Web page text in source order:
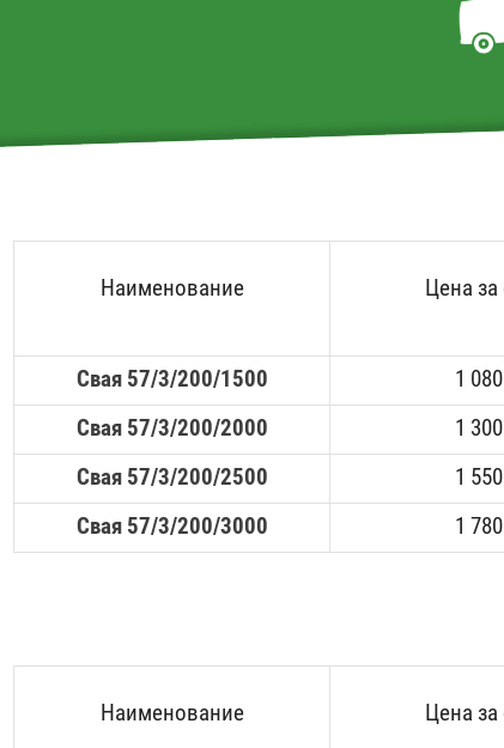
Наименование Цена
Свая 57/3/200/1500 1
Свая 57/3/200/2000
1
Свая 57/3/200/2500
1
Свая 57/3/200/3000
1
Наименование Цена